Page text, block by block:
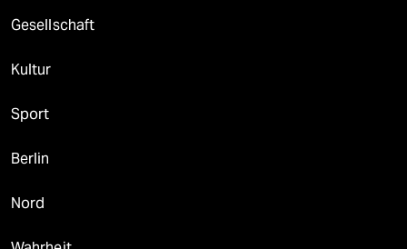
Gesellschaft
Kultur
Sport
Berlin
Nord